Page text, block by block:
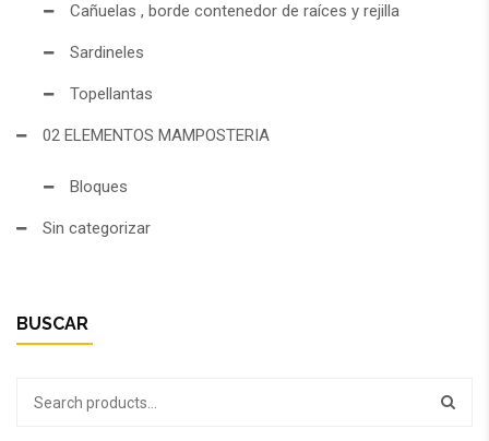
Cañuelas , borde contenedor de raíces y rejilla
Sardineles
Topellantas
02 ELEMENTOS MAMPOSTERIA
Bloques
Sin categorizar
BUSCAR